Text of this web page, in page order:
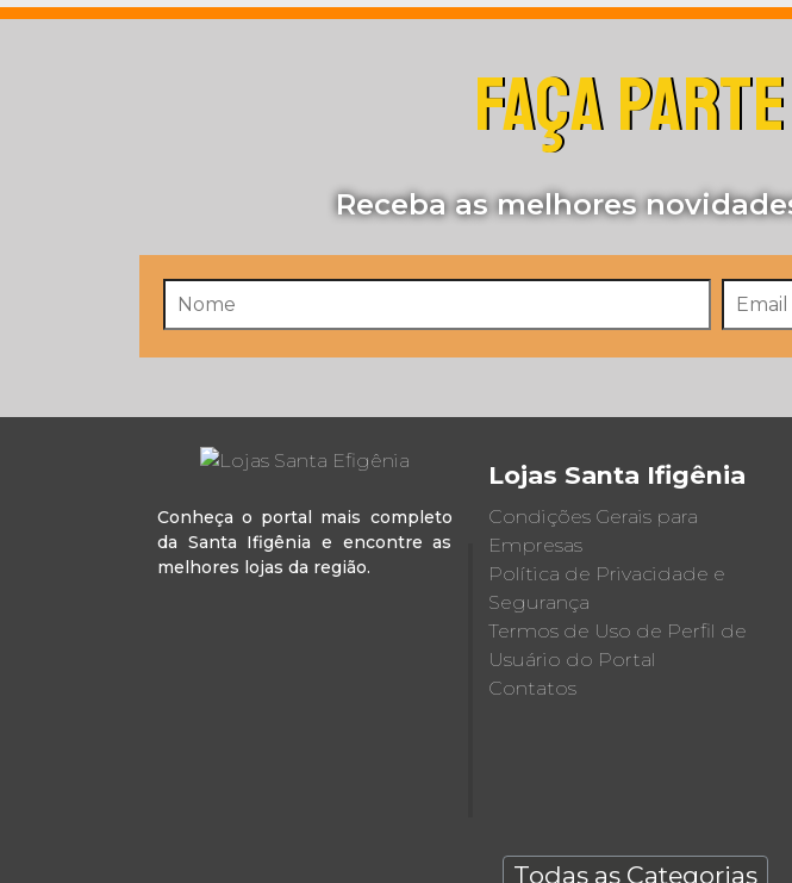
FAÇA
Receba as melhores
Conheça o portal mais completo
da Santa Ifigênia e encontre as
melhores lojas da região.
Lojas Santa Ifigênia
Condições Gerais para
Empresas
Política de Privacidade e
Segurança
Termos de Uso de Perfil de
Usuário do Portal
Contatos
Todas as Categorias